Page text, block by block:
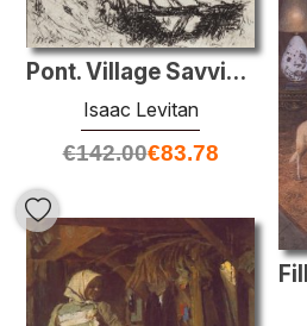
Pont. Village Savvinskaya.
Isaac Levitan
€142.00€83.78